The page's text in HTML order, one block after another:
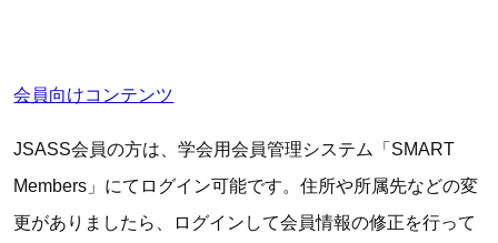
会員向けコンテンツ
JSASS会員の方は、学会用会員管理システム「SMART
Members」にてログイン可能です。住所や所属先などの変
更がありましたら、ログインして会員情報の修正を行って